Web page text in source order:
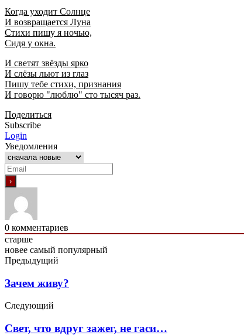
Когда уходит Солнце
И возвращается Луна
Стихи пишу я ночью,
Сидя у окна.
И светят звёзды ярко
И слёзы льют из глаз
Пишу тебе стихи, признания
И говорю "люблю" сто тысяч раз.
Поделиться
Subscribe
Login
Уведомления
0 комментариев
старше
новее самый популярный
Предыдущий
Зачем живу?
Следующий
Свет, что вдруг зажег, не гаси…